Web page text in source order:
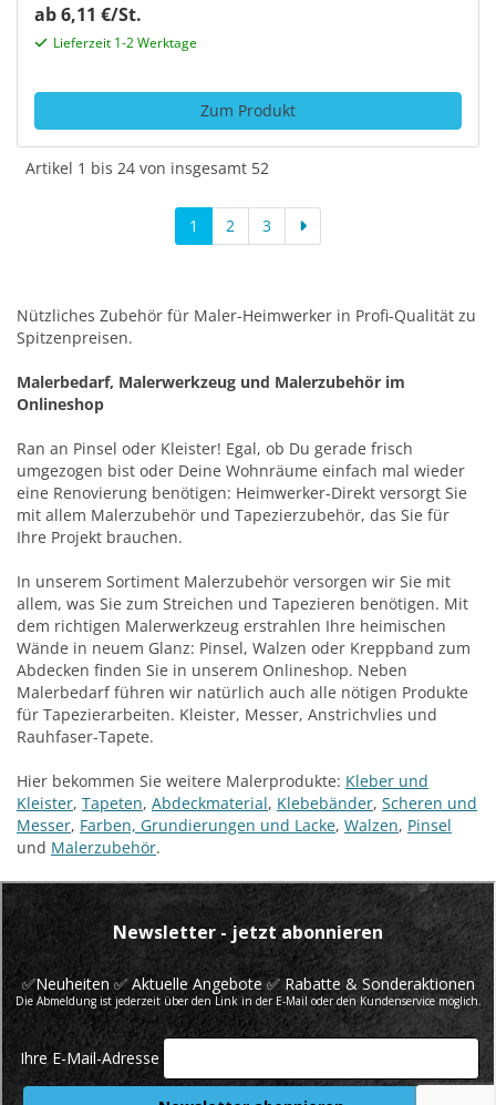
ab 6,11 €/St.
Lieferzeit 1-2 Werktage
Zum Produkt
Artikel 1 bis 24 von insgesamt 52
1 2 3
Nützliches Zubehör für Maler-Heimwerker in Profi-Qualität zu
Spitzenpreisen.
Malerbedarf, Malerwerkzeug und Malerzubehör im
Onlineshop
Ran an Pinsel oder Kleister! Egal, ob Du gerade frisch
umgezogen bist oder Deine Wohnräume einfach mal wieder
eine Renovierung benötigen: Heimwerker-Direkt versorgt Sie
mit allem Malerzubehör und Tapezierzubehör, das Sie für
Ihre Projekt brauchen.
In unserem Sortiment Malerzubehör versorgen wir Sie mit
allem, was Sie zum Streichen und Tapezieren benötigen. Mit
dem richtigen Malerwerkzeug erstrahlen Ihre heimischen
Wände in neuem Glanz: Pinsel, Walzen oder Kreppband zum
Abdecken finden Sie in unserem Onlineshop. Neben
Malerbedarf führen wir natürlich auch alle nötigen Produkte
für Tapezierarbeiten. Kleister, Messer, Anstrichvlies und
Rauhfaser-Tapete.
Hier bekommen Sie weitere Malerprodukte: Kleber und
Kleister, Tapeten, Abdeckmaterial, Klebebänder, Scheren und
Messer, Farben, Grundierungen und Lacke, Walzen, Pinsel
und Malerzubehör.